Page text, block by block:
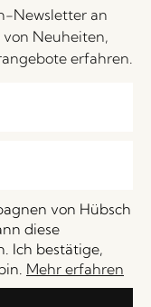
Newsletter an
von Neuheiten,
erfahren.
von Hübsch
diese
Ich bestätige,
Mehr erfahren